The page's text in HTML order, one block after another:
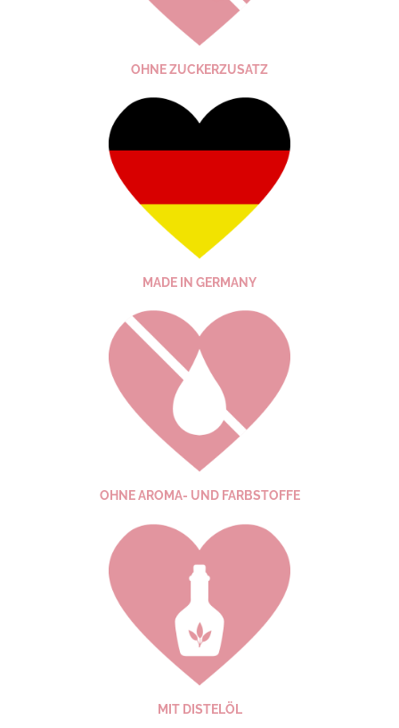
OHNE ZUCKER­ZUSATZ
MADE IN GERMANY
OHNE AROMA- UND FARB­STOFFE
MIT DISTELÖL